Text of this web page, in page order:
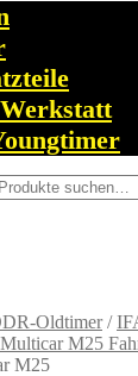
Oldtimer/
M25
M25